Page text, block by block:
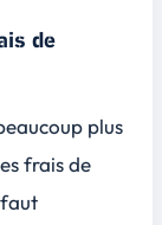
de
plus
frais de